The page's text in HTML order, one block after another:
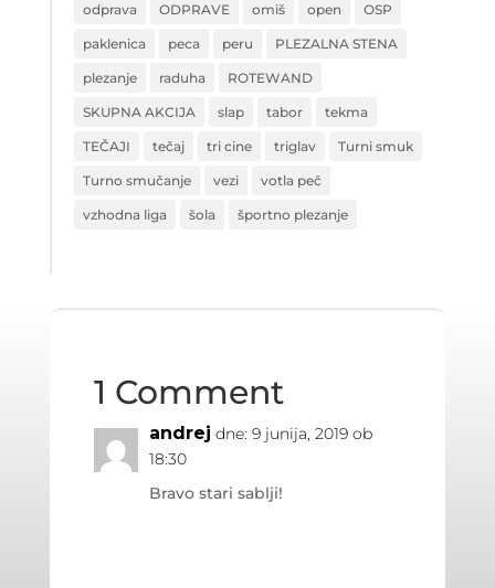
odprava ODPRAVE omiš open OSP
paklenica peca peru PLEZALNA STENA
plezanje raduha ROTEWAND
SKUPNA AKCIJA slap tabor tekma
TEČAJI tečaj tri cine triglav Turni smuk
Turno smučanje vezi votla peč
vzhodna liga šola športno plezanje
1 Comment
andrej dne: 9 junija, 2019 ob
18:30
Bravo stari sablji!